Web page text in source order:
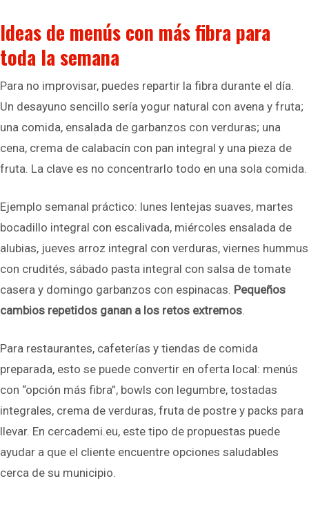
Ideas de menús con más fibra para
toda la semana
Para no improvisar, puedes repartir la fibra durante el día.
Un desayuno sencillo sería yogur natural con avena y fruta;
una comida, ensalada de garbanzos con verduras; una
cena, crema de calabacín con pan integral y una pieza de
fruta. La clave es no concentrarlo todo en una sola comida.
Ejemplo semanal práctico: lunes lentejas suaves, martes
bocadillo integral con escalivada, miércoles ensalada de
alubias, jueves arroz integral con verduras, viernes hummus
con crudités, sábado pasta integral con salsa de tomate
casera y domingo garbanzos con espinacas. Pequeños
cambios repetidos ganan a los retos extremos.
Para restaurantes, cafeterías y tiendas de comida
preparada, esto se puede convertir en oferta local: menús
con “opción más fibra”, bowls con legumbre, tostadas
integrales, crema de verduras, fruta de postre y packs para
llevar. En cercademi.eu, este tipo de propuestas puede
ayudar a que el cliente encuentre opciones saludables
cerca de su municipio.